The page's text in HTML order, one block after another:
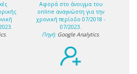
.
Αφορά στο άνοιγμα του
online αναγνώστη για την
χρονική περίοδο 07/2018 -
07/2023.
Πηγή: Google Analytics.